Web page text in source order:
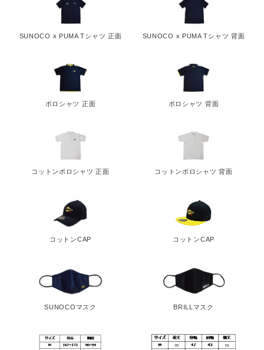
SUNOCO x PUMA Tシャツ 正面 SUNOCO x PUMA Tシャツ 背面
ポロシャツ 正面 ポロシャツ 背面
コットンポロシャツ 正面 コットンポロシャツ 背面
コットンCAP コットンCAP
SUNOCOマスク BRILLマスク